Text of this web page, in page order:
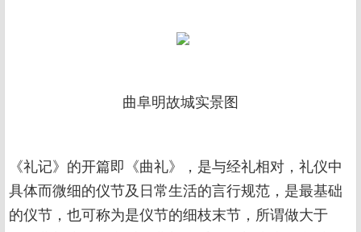
曲阜明故城实景图
《礼记》的开篇即《曲礼》，是与经礼相对，礼仪中
具体而微细的仪节及日常生活的言行规范，是最基础
的仪节，也可称为是仪节的细枝末节，所谓做大于